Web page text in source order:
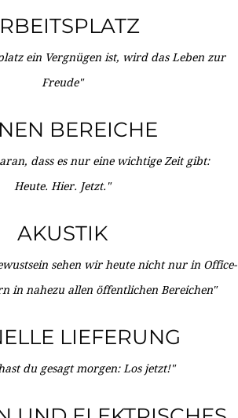
ein Vergnügen ist, wird das Leben zur
Freude"
BEREICHE
dass es nur eine wichtige Zeit gibt:
Heute. Hier. Jetzt."
AKUSTIK
sehen wir heute nicht nur in Office-
in nahezu allen öffentlichen Bereichen"
LIEFERUNG
du gesagt morgen: Los jetzt!"